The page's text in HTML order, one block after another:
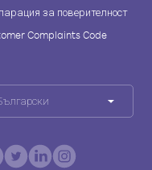
за поверителност
Complaints Code